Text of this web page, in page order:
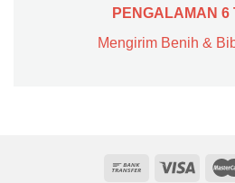
PENGALAMAN 6
Mengirim Benih &